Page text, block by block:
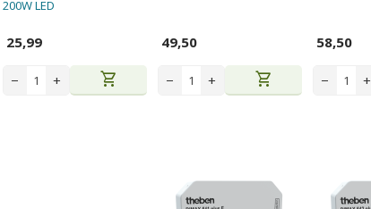
200W LED
25,99
− + shopping_cart
49,50
− + shopping_cart
58,50
− +